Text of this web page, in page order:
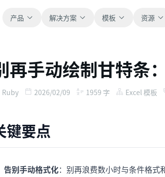
产品 解决方案 模板
全部
浏览全部可直接使用的表格模板。
运营
资源
博客
获取产品更新、案例和工
帮助文档
再手动绘制甘特条
Ruby 2026/02/09 1959 字 Excel 模板
键要点
告别手动格式化：别再浪费数小时与条件格式